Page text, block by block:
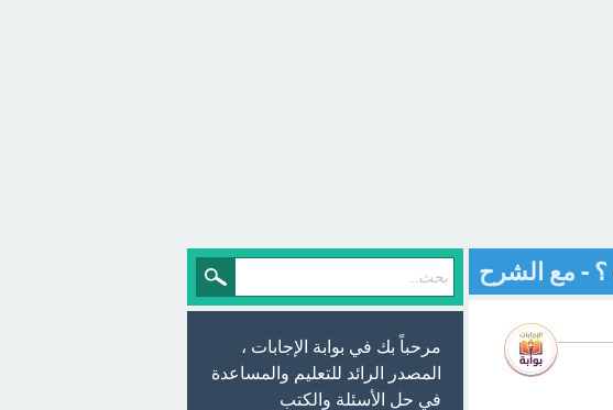
مرحباً بك في بوابة الإجابات ،
المصدر الرائد للتعليم والمساعدة
في حل الأسئلة والكتب